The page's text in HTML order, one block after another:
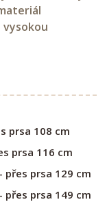
prsa 108 cm
prsa 116 cm
přes prsa 129 cm
přes prsa 149 cm